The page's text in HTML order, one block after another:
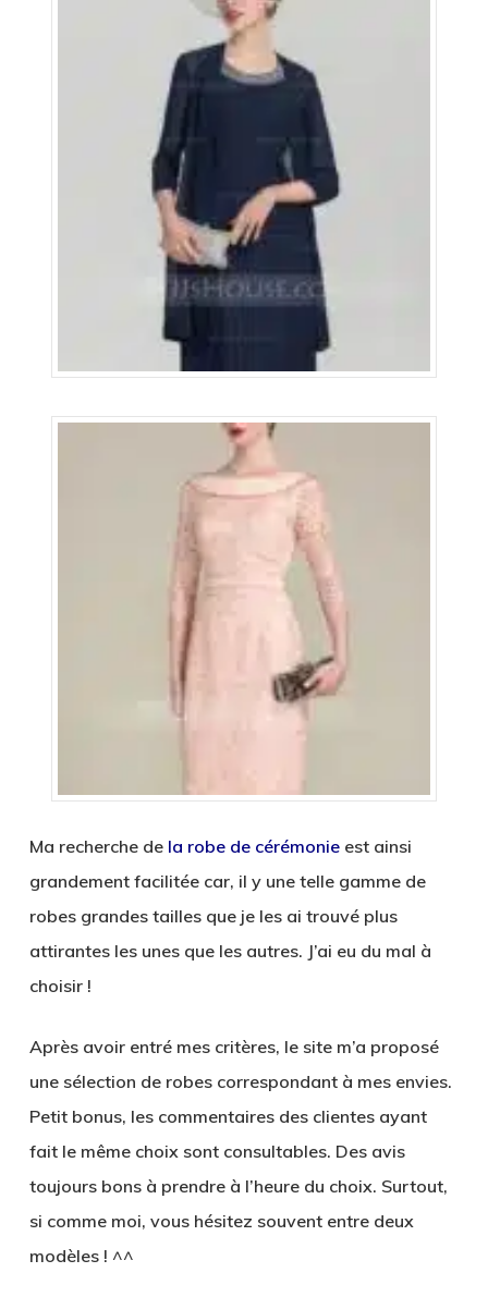
Ma recherche de la robe de cérémonieest ainsi
grandement facilitée car, il y une telle gamme de
robes grandes tailles que je les ai trouvé plus
attirantes les unes que les autres. J’ai eu du mal à
choisir !
Après avoir entré mes critères, le site m’a proposé
une sélection de robes correspondant à mes envies.
Petit bonus, les commentaires des clientes ayant
fait le même choix sont consultables. Des avis
toujours bons à prendre à l’heure du choix. Surtout,
si comme moi, vous hésitez souvent entre deux
modèles ! ^^